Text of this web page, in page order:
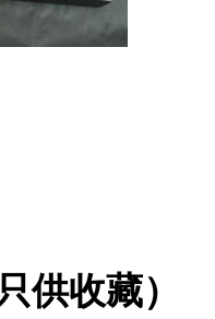
供收藏）